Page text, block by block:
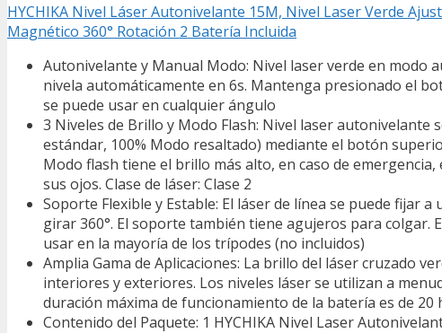
HYCHIKA Nivel Láser Autonivelante 15M, Nivel Laser Verde
Magnético 360° Rotación 2 Batería Incluida
Autonivelante y Manual Modo: Nivel laser verde en modo
nivela automáticamente en 6s. Mantenga presionado el
se puede usar en cualquier ángulo
3 Niveles de Brillo y Modo Flash: Nivel laser
estándar, 100% Modo resaltado) mediante el botón
Modo flash tiene el brillo más alto, en caso de
sus ojos. Clase de láser: Clase 2
Soporte Flexible y Estable: El láser de línea se puede fijar
girar 360°. El soporte también tiene agujeros para
usar en la mayoría de los trípodes (no incluidos)
Amplia Gama de Aplicaciones: La brillo del láser cruzado
interiores y exteriores. Los niveles láser se utilizan a
duración máxima de funcionamiento de la batería es de 20
Contenido del Paquete: 1 HYCHIKA Nivel Laser